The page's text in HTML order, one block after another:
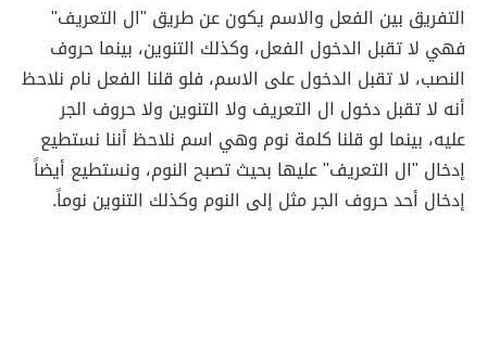
التفريق بين الفعل والاسم يكون عن طريق "ال التعريف"
فهي لا تقبل الدخول الفعل، وكذلك التنوين، بينما حروف
النصب، لا تقبل الدخول على الاسم، فلو قلنا الفعل نام نلاحظ
أنه لا تقبل دخول ال التعريف ولا التنوين ولا حروف الجر
عليه، بينما لو قلنا كلمة نوم وهي اسم نلاحظ أننا نستطيع
إدخال "ال التعريف" عليها بحيث تصبح النوم، ونستطيع أيضاً
إدخال أحد حروف الجر مثل إلى النوم وكذلك التنوين نوماً.